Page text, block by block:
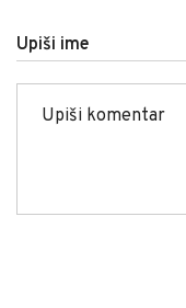
Upiši ime